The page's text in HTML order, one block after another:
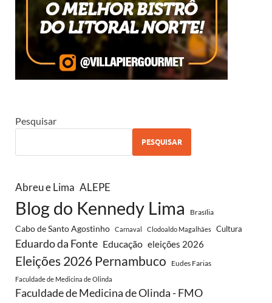
Pesquisar
PESQUISAR
Abreu e Lima ALEPE
Blog do Kennedy Lima Brasília
Cabo de Santo Agostinho Carnaval Clodoaldo Magalhães Cultura
Eduardo da Fonte Educação eleições 2026
Eleições 2026 Pernambuco Eudes Farias
Faculdade de Medicina de Olinda
Faculdade de Medicina de Olinda - FMO